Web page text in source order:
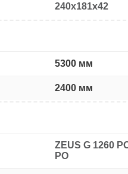
240x181x42
5300 мм
2400 мм
ZEUS G 1260
PO